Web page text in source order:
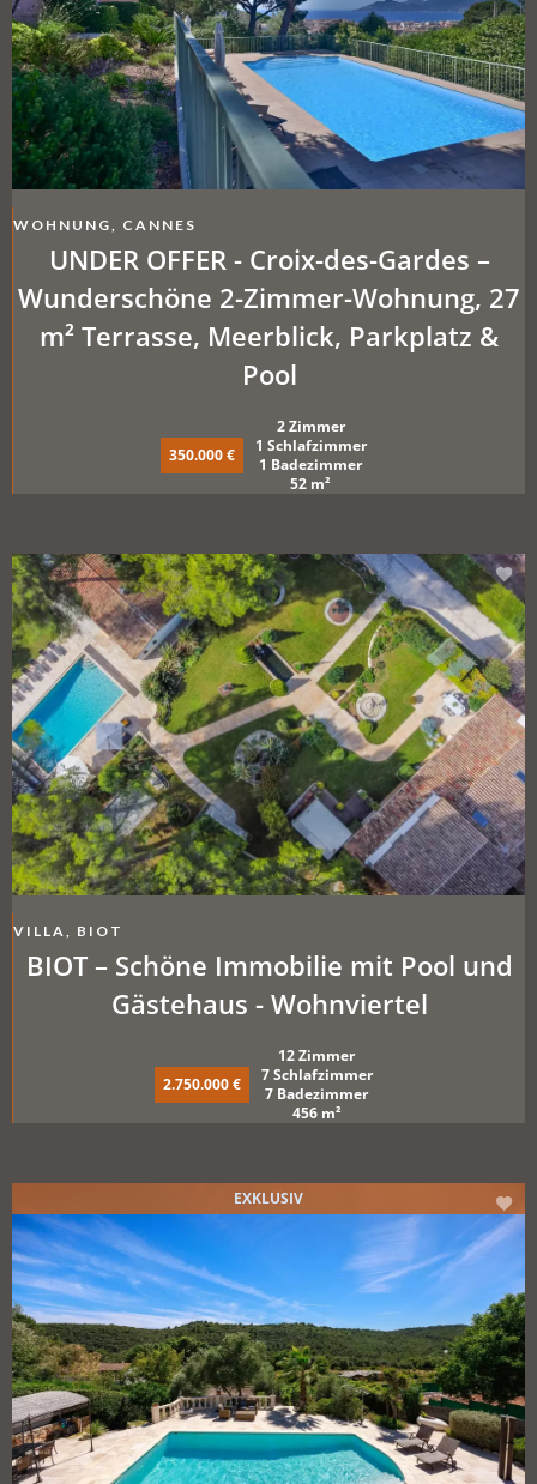
WOHNUNG, CANNES
UNDER OFFER - Croix-des-Gardes –
Wunderschöne 2-Zimmer-Wohnung, 27
m² Terrasse, Meerblick, Parkplatz &
Pool
350.000 €
2 Zimmer
1 Schlafzimmer
1 Badezimmer
52 m²
VILLA, BIOT
BIOT – Schöne Immobilie mit Pool und
Gästehaus - Wohnviertel
2.750.000 €
12 Zimmer
7 Schlafzimmer
7 Badezimmer
456 m²
EXKLUSIV